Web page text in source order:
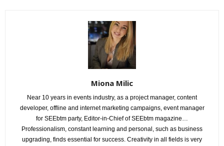
Miona Milic
Near 10 years in events industry, as a project manager, content
developer, offline and internet marketing campaigns, event manager
for SEEbtm party, Editor-in-Chief of SEEbtm magazine…
Professionalism, constant learning and personal, such as business
upgrading, finds essential for success. Creativity in all fields is very